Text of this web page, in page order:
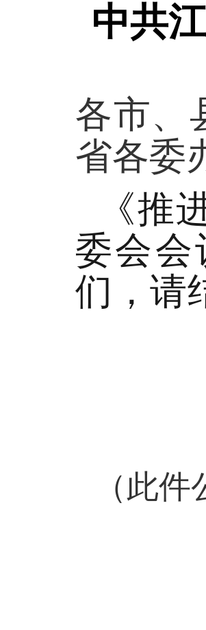
中共
各市、
省各委
《
委会
们，请
（此